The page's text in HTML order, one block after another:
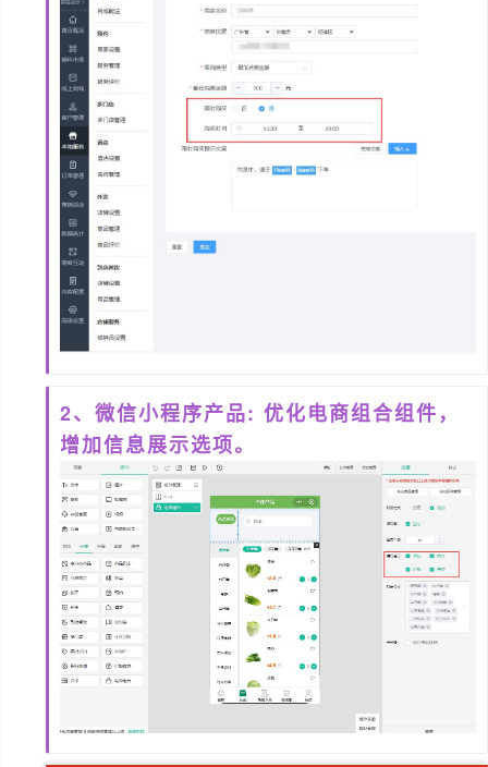
2、微信小程序产品: 优化电商组合组件，
增加信息展示选项。